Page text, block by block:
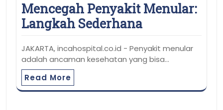
Mencegah Penyakit Menular:
Langkah Sederhana
JAKARTA, incahospital.co.id - Penyakit menular
adalah ancaman kesehatan yang bisa…
Read More